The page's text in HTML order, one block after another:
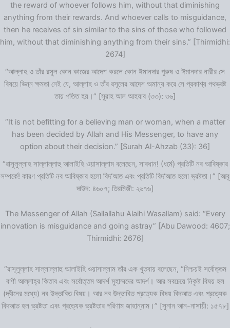
the reward of whoever follows him, without that diminishing
anything from their rewards. And whoever calls to misguidance,
then he receives of sin similar to the sins of those who followed
him, without that diminishing anything from their sins.” [Thirmidhi:
2674]
“আল্লাহ ও তাঁর রসূল কোন কাজের আদেশ করলে কোন ঈমানদার পুরুষ ও ঈমানদার নারীর সে
বিষয়ে ভিন্ন ক্ষমতা নেই যে, আল্লাহ ও তাঁর রসূলের আদেশ অমান্য করে সে প্রকাশ্য পথভ্রষ্ট
তায় পতিত হয়।” [সূরাহ আল আহযাব (৩৩): ৩৬]
“It is not befitting for a believing man or woman, when a matter
has been decided by Allah and His Messenger, to have any
option about their decision.” [Surah Al-Ahzab (33): 36]
“রাসূলুল্লাহ সাল্লাল্লাহু আলাইহি ওয়াসাল্লাম বলেছেন, সাবধান! (ধর্মে) প্রতিটি নব আবিষ্কার
সম্পর্কে! কারণ প্রতিটি নব আবিষ্কার হলো বিদ‘আত এবং প্রতিটি বিদ‘আত হলো ভ্রষ্টতা।” [আবূ
দাউদ: ৪৬০৭; তিরমিজী: ২৬৭৬]
The Messenger of Allah (Sallallahu Alaihi Wasallam) said: “Every
innovation is misguidance and going astray” [Abu Dawood: 4607;
Thirmidhi: 2676]
“রাসূলুল্লাহ সাল্লাল্লাহু আলাইহি ওয়াসাল্লাম তাঁর এক খুতবায় বলেছেন, “নিশ্চয়ই সর্বোত্তম
বাণী আল্লাহ্‌র কিতাব এবং সর্বোত্তম আদর্শ মুহাম্মদের আদর্শ। আর সবচেয়ে নিকৃষ্ট বিষয় হল
(দ্বীনের মধ্যে) নব উদ্ভাবিত বিষয়। আর নব উদ্ভাবিত প্রত্যেক বিষয় বিদআত এবং প্রত্যেক
বিদআত হল ভ্রষ্টতা এবং প্রত্যেক ভ্রষ্টতার পরিণাম জাহান্নাম।” [সুনান আন-নাসায়ী: ১৫৭৮]